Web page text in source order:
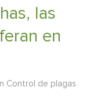
las
en
Control de plagas